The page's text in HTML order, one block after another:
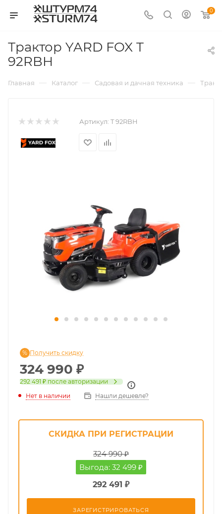
0
Трактор YARD FOX T
92RBH
Главная — Каталог — Садовая и дачная техника —
Артикул: T 92RBH
324 990 ₽
292 491 ₽ после авторизации
Получить скидку
Нет в наличии Нашли дешевле?
СКИДКА ПРИ РЕГИСТРАЦИИ
324 990 ₽
Выгода: 32 499 ₽
292 491 ₽
ЗАРЕГИСТРИРОВАТЬСЯ